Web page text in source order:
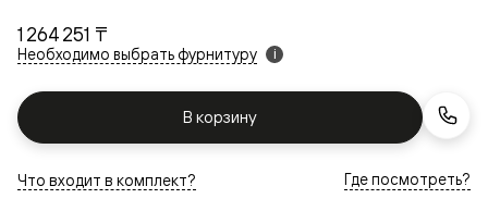
1 264 251 ₸
Необходимо выбрать фурнитуру i
В корзину
Что входит в комплект? Где посмотреть?